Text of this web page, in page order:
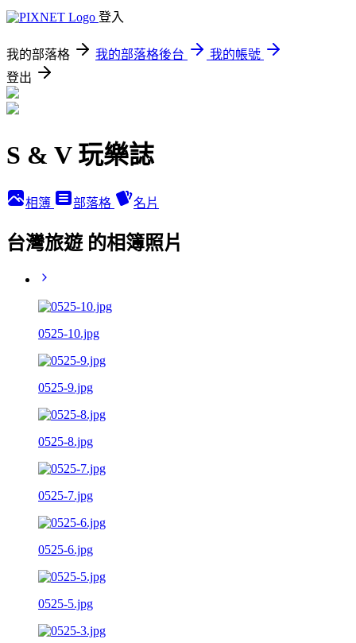
登入
我的部落格 我的部落格後台
我的帳號
登出
S & V 玩樂誌
相簿 部落格 名片
台灣旅遊 的相簿照片
0525-10.jpg
0525-9.jpg
0525-8.jpg
0525-7.jpg
0525-6.jpg
0525-5.jpg